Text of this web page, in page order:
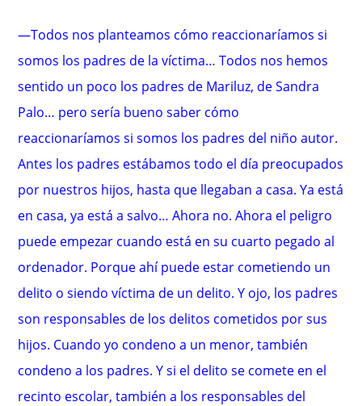
—Todos nos planteamos cómo reaccionaríamos si
somos los padres de la víctima… Todos nos hemos
sentido un poco los padres de Mariluz, de Sandra
Palo… pero sería bueno saber cómo
reaccionaríamos si somos los padres del niño autor.
Antes los padres estábamos todo el día preocupados
por nuestros hijos, hasta que llegaban a casa. Ya está
en casa, ya está a salvo… Ahora no. Ahora el peligro
puede empezar cuando está en su cuarto pegado al
ordenador. Porque ahí puede estar cometiendo un
delito o siendo víctima de un delito. Y ojo, los padres
son responsables de los delitos cometidos por sus
hijos. Cuando yo condeno a un menor, también
condeno a los padres. Y si el delito se comete en el
recinto escolar, también a los responsables del